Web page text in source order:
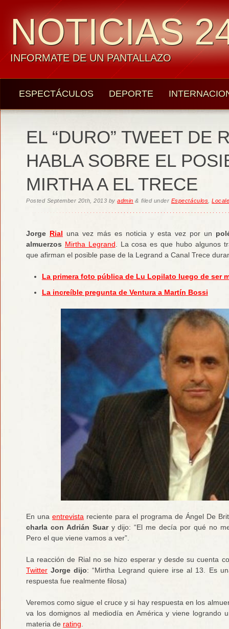
NOTICIAS
INFORMATE DE UN PANTALLAZO
ESPECTÁCULOS DEPORTE
EL “DURO” TWEET DE
HABLA SOBRE EL
MIRTHA A EL TRECE
Posted September 20th, 2013 byadmin & filed under Espectáculos ,
Jorge Rial una vez más es noticia y esta vez por un
almuerzos Mirtha Legrand . La cosa es que hubo algunos
que afirman el posible pase de la Legrand a Canal Trece
La primera foto pública de Lu Lopilato luego de ser
La increíble pregunta de Ventura a Martín Bossi
En una entrevista reciente para el programa de Ángel De
charla con Adrián Suary dijo: “El me decía por qué no
Pero el que viene vamos a ver”.
La reacción de Rial no se hizo esperar y desde su cuenta
Twitter Jorge dijo: “Mirtha Legrand quiere irse al 13. Es
respuesta fue realmente filosa)
Veremos como sigue el cruce y si hay respuesta en los
va los domignos al mediodía en América y viene logrando
materia de rating.